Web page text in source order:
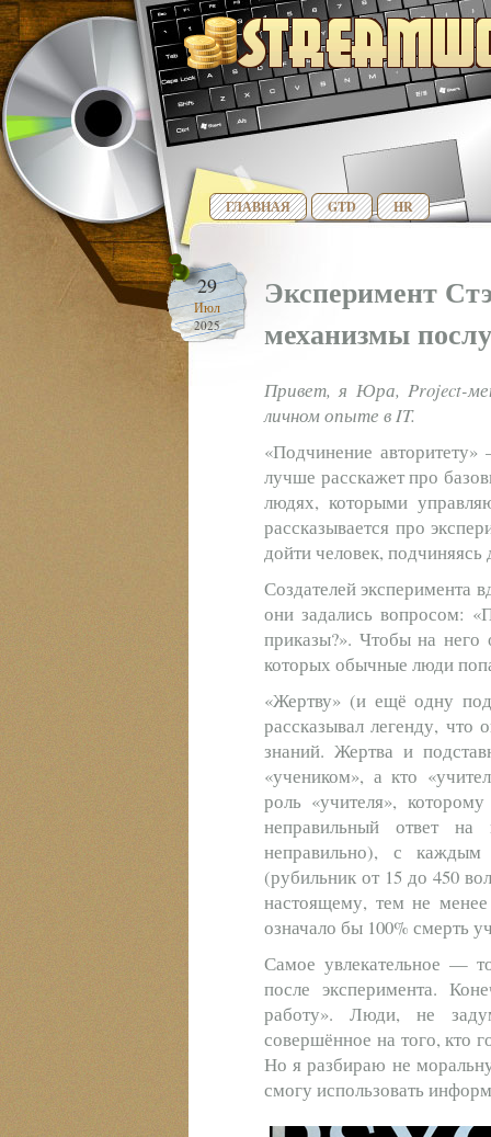
ГЛАВНАЯ GTD HR
29
Июл
2025
Эксперимент
механизмы
Привет, я Юра, Project-
личном опыте в IT.
«Подчинение
лучше расскажет про
людях, которыми
рассказывается про
дойти человек,
Создателей эксперимента
они задались вопросом:
приказы?». Чтобы на него
которых обычные люди
«Жертву» (и ещё одну
рассказывал легенду, что
знаний. Жертва и
«учеником», а кто
роль «учителя»,
неправильный ответ на
неправильно), с
(рубильник от 15 до 450
настоящему, тем не
означало бы 100% смерть
Самое увлекательное —
после эксперимента.
работу». Люди, не
совершённое на того, кто
Но я разбираю не
смогу использовать